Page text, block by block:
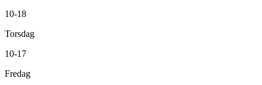
10-18
Torsdag
10-17
Fredag